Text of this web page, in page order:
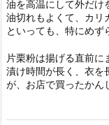
油を高温にして外だけ
油切れもよくて、カリ
といっても、特にめず
片栗粉は揚げる直前に
漬け時間が長く、衣を
が、お店で買ったかん